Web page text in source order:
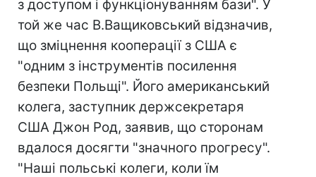
з доступом і функціонуванням бази". У
той же час В.Ващиковський відзначив,
що зміцнення кооперації з США є
"одним з інструментів посилення
безпеки Польщі". Його американський
колега, заступник держсекретаря
США Джон Род, заявив, що сторонам
вдалося досягти "значного прогресу".
"Наші польські колеги, коли їм